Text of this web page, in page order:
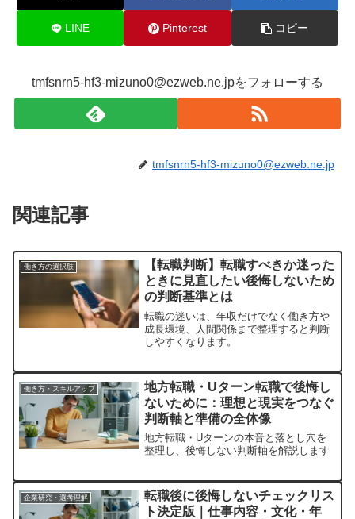
LINE Pinterest コピー
tmfsnrn5-hf3-mizuno0@ezweb.ne.jpをフォローする
tmfsnrn5-hf3-mizuno0@ezweb.ne.jp
関連記事
働き方の選択肢
【転職判断】転職すべきか迷った
ときに見直したい後悔しないため
の判断基準とは
転職の迷いは、年収だけでなく働き方や
成長環境、人間関係まで整理すると判断
しやすくなります。
働き方・スキルアップ
地方転職・Uターン転職で後悔し
ないために：理想と現実をつなぐ
判断軸と準備の全体像
地方転職・Uターンの本音と落とし穴を
整理し、後悔しない判断軸を解説します
企業研究・選考理解
転職後に後悔しないチェックリス
ト決定版｜仕事内容・文化・年